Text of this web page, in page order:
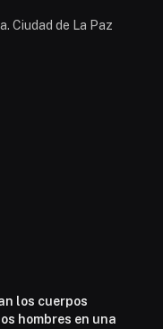
Ciudad de La Paz
los cuerpos
hombres en una